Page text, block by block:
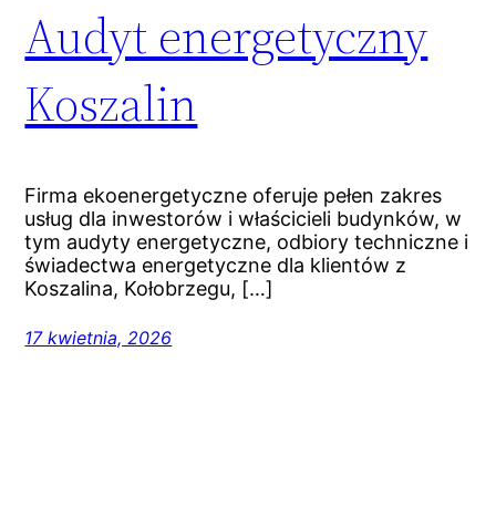
Audyt energetyczny
Koszalin
Firma ekoenergetyczne oferuje pełen zakres
usług dla inwestorów i właścicieli budynków, w
tym audyty energetyczne, odbiory techniczne i
świadectwa energetyczne dla klientów z
Koszalina, Kołobrzegu, […]
17 kwietnia, 2026